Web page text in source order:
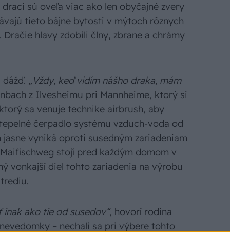
sú oveľa viac ako len obyčajné zvery
tieto bájne bytosti v mýtoch rôznych
hlavy zdobili člny, zbrane a chrámy
„Vždy, keď vidím nášho draka, mám
z Ilvesheimu pri Mannheime, ktorý si
sa venuje technike airbrush, aby
čerpadlo systému vzduch-voda od
jasne vyniká oproti susedným zariadeniam
stojí pred každým domom v
vonkajší diel tohto zariadenia na výrobu
ako tie od susedov“, hovorí rodina
– nechali sa pri výbere tohto